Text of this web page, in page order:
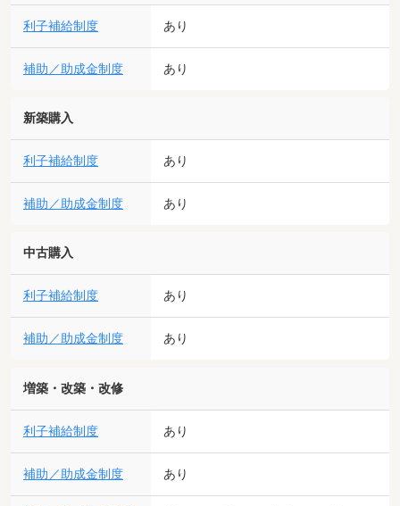
利子補給制度 あり
補助／助成金制度 あり
新築購入
利子補給制度 あり
補助／助成金制度 あり
中古購入
利子補給制度 あり
補助／助成金制度 あり
増築・改築・改修
利子補給制度 あり
補助／助成金制度 あり